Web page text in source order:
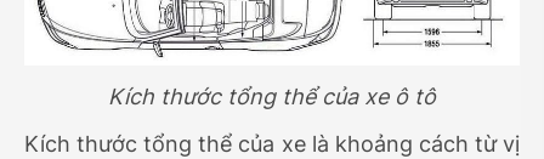
Kích thước tổng thể của xe ô tô
Kích thước tổng thể của xe là khoảng cách từ vị